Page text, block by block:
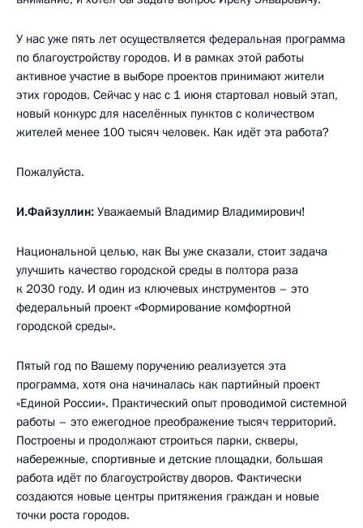
У нас уже пять лет осуществляется федеральная программа
по благоустройству городов. И в рамках этой работы
активное участие в выборе проектов принимают жители
этих городов. Сейчас у нас с 1 июня стартовал новый этап,
новый конкурс для населённых пунктов с количеством
жителей менее 100 тысяч человек. Как идёт эта работа?
Пожалуйста.
И.Файзуллин: Уважаемый Владимир Владимирович!
Национальной целью, как Вы уже сказали, стоит задача
улучшить качество городской среды в полтора раза
к 2030 году. И один из ключевых инструментов – это
федеральный проект «Формирование комфортной
городской среды».
Пятый год по Вашему поручению реализуется эта
программа, хотя она начиналась как партийный проект
«Единой России». Практический опыт проводимой системной
работы – это ежегодное преображение тысяч территорий.
Построены и продолжают строиться парки, скверы,
набережные, спортивные и детские площадки, большая
работа идёт по благоустройству дворов. Фактически
создаются новые центры притяжения граждан и новые
точки роста городов.